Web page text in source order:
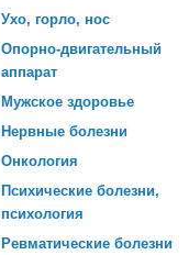
Ухо, горло, нос
Опорно-двигательный
аппарат
Мужское здоровье
Нервные болезни
Онкология
Психические болезни,
психология
Ревматические болезни